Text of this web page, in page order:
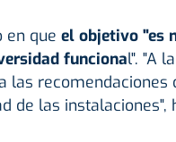
en que el objetivo "es
funcional". "A
las
de las instalaciones",